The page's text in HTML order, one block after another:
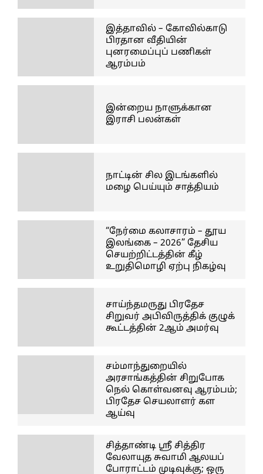
இத்தாவில் – கோவில்காடு
பிரதான வீதியின்
புனரமைப்புப் பணிகள்
ஆரம்பம்
இன்றைய நாளுக்கான
இராசி பலன்கள்
நாட்டின் சில இடங்களில்
மழை பெய்யும் சாத்தியம்
“நேர்மை கலாசாரம் – தூய
இலங்கை – 2026” தேசிய
செயற்றிட்டத்தின் கீழ்
உறுதிமொழி ஏற்பு நிகழ்வு
சாய்ந்தமருது பிரதேச
சிறுவர் அபிவிருத்திக் குழுக்
கூட்டத்தின் 2ஆம் அமர்வு
சம்மாந்துறையில்
அரசாங்கத்தின் சிறுபோக
நெல் கொள்வனவு ஆரம்பம்;
பிரதேச செயலாளர் கள
ஆய்வு
சித்தாண்டி ஸ்ரீ சித்திர
வேலாயுத சுவாமி ஆலயப்
போராட்டம் முடிவுக்கு; ஒரு